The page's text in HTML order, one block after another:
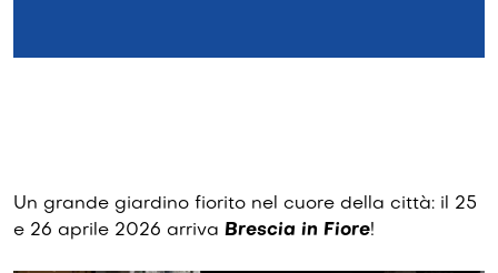
Un grande giardino fiorito nel cuore della città: il 25
e 26 aprile 2026 arriva Brescia in Fiore!